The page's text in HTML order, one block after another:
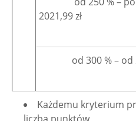
2021,99 zł
od 300 % – od
Każdemu kryterium